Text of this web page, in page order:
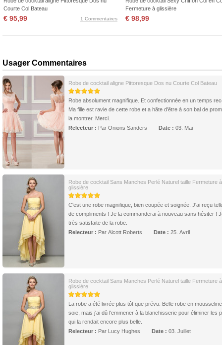
Courte Col Bateau
€ 95,99 1 Commentaires
Fermeture à glissière
€ 98,99
Usager Commentaires
Robe de cocktail aligne Pittoresque Dos nu Courte Col Bateau
Robe absolument magnifique. Et confectionnée en un temps
Ma fille est ravie de cette robe et a hâte d'être à son bal de
la montrer. Merci.
Relecteur : Par Onions Sanders Date : 03. Mai
Robe de cocktail Sans Manches Perlé Naturel taille Fermeture à
glissière
C'est une robe magnifique, bien coupée et soignée. J'ai reçu
de compliments ! Je la commanderai à nouveau sans hésiter !
très satisfaite de la robe.
Relecteur : Par Alcott Roberts Date : 25. Avril
Robe de cocktail Sans Manches Perlé Naturel taille Fermeture à
glissière
La robe a été livrée plus tôt que prévu. Belle robe en
soie, mais j'ai dû l'emmener à la blanchisserie pour éliminer les
qui la rendait encore plus belle.
Relecteur : Par Lucy Hughes Date : 03. Juillet